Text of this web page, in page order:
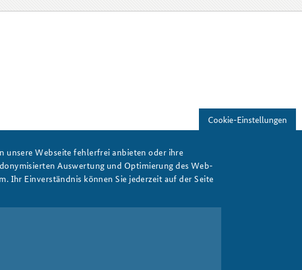
Cookie-Einstellungen
unsere Webseite fehlerfrei anbieten oder ihre
Auswertung und Optimierung des Web-
Ihr Einverständnis können Sie jederzeit auf der Seite